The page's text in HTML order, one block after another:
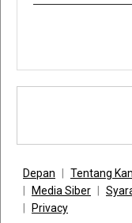
Depan Tentang
Media Siber
Privacy